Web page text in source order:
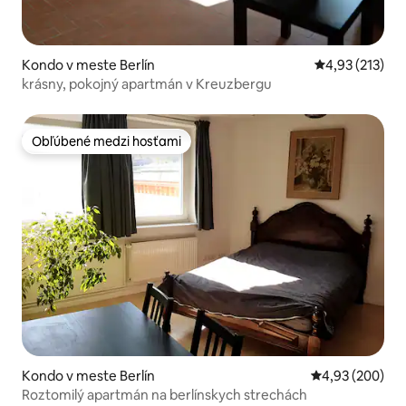
Kondo v meste Berlín Priemerné
4,93 (213)
krásny, pokojný apartmán v Kreuzbergu
Obľúbené medzi hosťami
Obľúbené medzi hosťami
Kondo v meste Berlín Priemerné
4,93 (200)
Roztomilý apartmán na berlínskych strechách